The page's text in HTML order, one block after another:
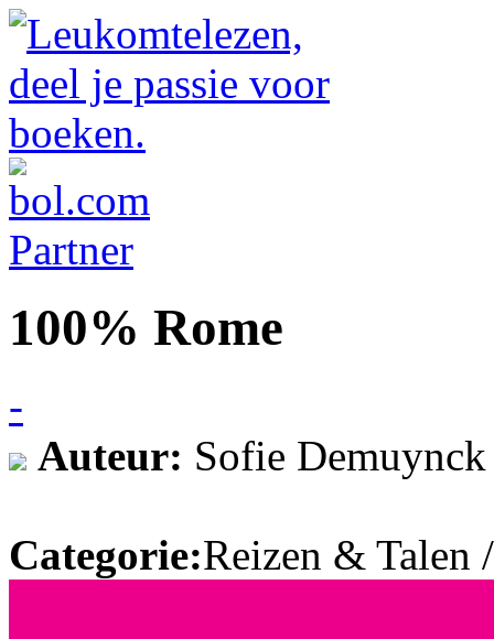
100% Rome
-
Auteur: Sofie Demuynck
Categorie:Reizen & Talen